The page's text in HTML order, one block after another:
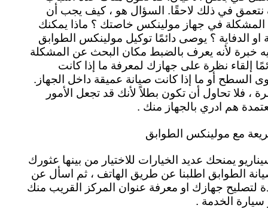
في ذلك لاحقًا. السؤال هو ، كيف يجب أن
في جهاز مولينكس خاصتك ؟ ماذا يمكنك
الدفاية ؟ يوصى دائمًا توكيل مولينكس الطوابق
خبرة لأنه يعرف بالضبط مكان البحث عن المشكلة
إلقاء نظرة على جهازك لمعرفة ما إذا كانت
أو ما إذا كانت صيانة عميقة داخل الجهاز.
، فلا تحاول أن تكون بطلاً لأنك قد تجعل الأمور
هم ادري بالجهاز منك .
مع مولينكس الطوابق
يمنحك عديد الخيارات للاختيار من بينها عثورك
الطوابق اطلبنا عن طريق الهاتف ، ثم اسأل عن
لتصليح جهازك او معرفة عنوان المركز القريب منك
الخدمة .